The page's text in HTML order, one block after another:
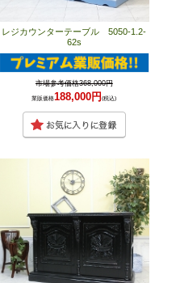
レジカウンターテーブル 5050-1.2-
62s
市場参考価格368,000円
業販価格188,000円(税込)